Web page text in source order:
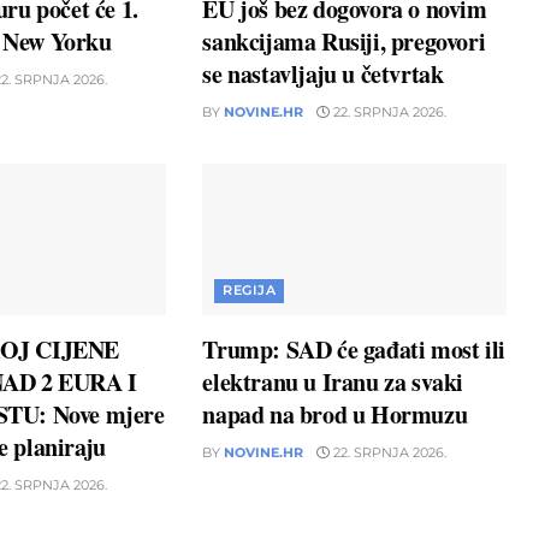
počet će 1.
Yorku
SRPNJA 2026.
EU još bez dogovora o novim
sankcijama Rusiji, pregovori
se nastavljaju u četvrtak
BY NOVINE.HR 22. SRPNJA 2026.
CIJENE
2 EURA I
Nove mjere
planiraju
SRPNJA 2026.
REGIJA
Trump: SAD će gađati most ili
elektranu u Iranu za svaki
napad na brod u Hormuzu
BY NOVINE.HR 22. SRPNJA 2026.